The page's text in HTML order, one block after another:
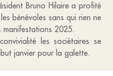
Bruno Hilaire a profité
bénévoles sans qui rien ne
manifestations 2025.
les sociétaires se
janvier pour la galette.